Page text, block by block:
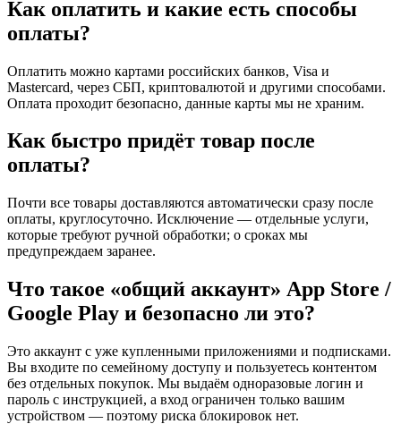
Как оплатить и какие есть способы
оплаты?
Оплатить можно картами российских банков, Visa и
Mastercard, через СБП, криптовалютой и другими способами.
Оплата проходит безопасно, данные карты мы не храним.
Как быстро придёт товар после
оплаты?
Почти все товары доставляются автоматически сразу после
оплаты, круглосуточно. Исключение — отдельные услуги,
которые требуют ручной обработки; о сроках мы
предупреждаем заранее.
Что такое «общий аккаунт» App Store /
Google Play и безопасно ли это?
Это аккаунт с уже купленными приложениями и подписками.
Вы входите по семейному доступу и пользуетесь контентом
без отдельных покупок. Мы выдаём одноразовые логин и
пароль с инструкцией, а вход ограничен только вашим
устройством — поэтому риска блокировок нет.